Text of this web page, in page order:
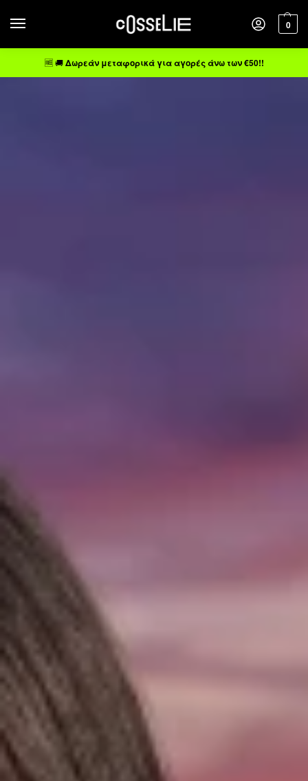
0
🆓 🚚Δωρεάν μεταφορικά για αγορές άνω των €50!!